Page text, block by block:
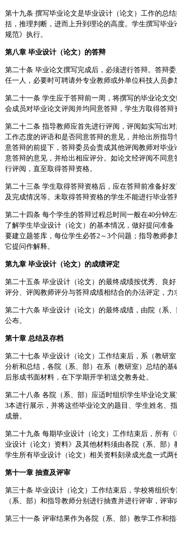
第十九条 撰写毕业论文是毕业设计（论文）工作的总
括，推理判断，进而上升到理论的高度。学生撰写毕
规范》执行。
第八章 毕业设计（论文）的答辩
第二十条 毕业论文撰写完成后，必须进行答辩。答辩
任一人，必要时可聘请外专业教师或外单位科技人员参
第二十一条 学生应于答辩前一周，将撰写的毕业论文
会成员对毕业论文评阅并均同意答辩，学生方取得答辩
第二十二条 指导教师应首先进行评阅，评阅如实写出
工作态度的评语和是否同意答辩的意见，并给出所指
意答辩的前提下，答辩委员会责成其他评阅教师对毕
意答辩的意见，并给出相应评分。如论文经评阅不同
行评阅，直至取得答辩资格。
第二十三条 学生取得答辩资格后，应在答辩前准备好
及完成情况等。未取得答辩资格的学生不能进行毕业答
第二十四条 每个学生的答辩过程总时间一般在40分钟
了解学生毕业设计（论文）的基本情况，做好提问准
要建立题签库，每位学生必答2～3个问题；指导教师
它提问作解释。
第九章 毕业设计（论文）的成绩评定
第二十五条 毕业设计（论文）的最终成绩按优秀、良
评分、评阅教师评分与答辩成绩相结合的办法评定，力
第二十六条 毕业设计（论文）的最终成绩，由院（系
公布。
第十章 总结及存档
第二十七条 毕业设计（论文）工作结束后，系（教研
分析和总结，各院（系、部）在系（教研室）总结的
后形成书面材料，在下学期开学初送交教务处。
第二十八条 各院（系、部）应适时组织学生毕业论文
3本进行展示，并将这些毕业论文的题目、学生姓名、
成册。
第二十九条 每期毕业设计（论文）工作结束后，所有
业设计（论文）资料》及其他材料须由各院（系、部
学生所有毕业设计（论文）相关资料刻录成光盘一式两
第十一章 抽查及评审
第三十条 毕业设计（论文）工作结束后，学校将组织
（系、部）和指导教师分别进行抽查并进行评审，评审
第三十一条 评审结果作为各院（系、部）教学工作和指